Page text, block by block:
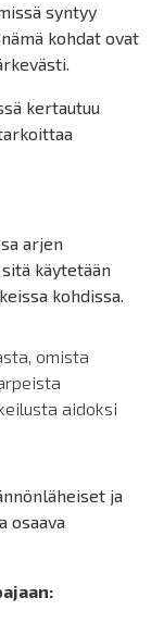
syntyy
kohdat ovat
kertautuu
arjen
käytetään
kohdissa.
omista
aidoksi
ja
osaava